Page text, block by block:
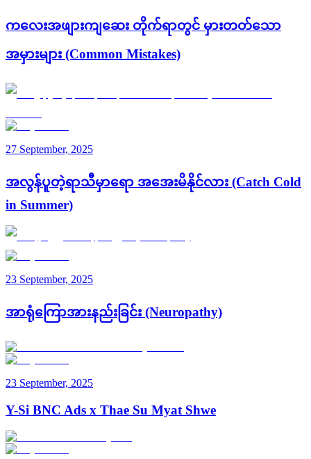
ကလေးအဖျားကျဆေး တိုက်ရာတွင် မှားတတ်သော
အမှားများ (Common Mistakes)
27 September, 2025
အလွန်ပူတဲ့ရာသီမှာ‌ရော အအေးမိနိုင်လား (Catch Cold
in Summer)
23 September, 2025
အာရုံကြောအားနည်းခြင်း (Neuropathy)
23 September, 2025
Y-Si BNC Ads x Thae Su Myat Shwe